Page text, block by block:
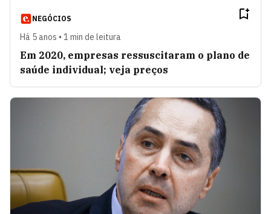
NEGÓCIOS
Há 5 anos • 1 min de leitura
Em 2020, empresas ressuscitaram o plano de
saúde individual; veja preços